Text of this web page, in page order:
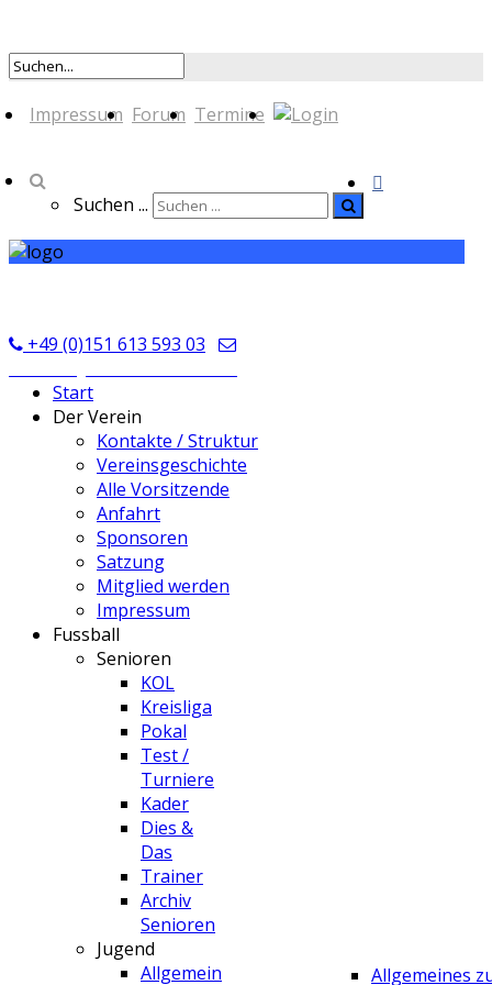
Impressum Forum Termine
Suchen ...
+49 (0)151 613 593 03
Start
Der Verein
Kontakte / Struktur
Vereinsgeschichte
Alle Vorsitzende
Anfahrt
Sponsoren
Satzung
Mitglied werden
Impressum
Fussball
Senioren
KOL
Kreisliga
Pokal
Test /
Turniere
Kader
Dies &
Das
Trainer
Archiv
Senioren
Jugend
Allgemein
Allgemeines